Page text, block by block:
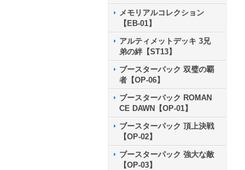
メモリアルコレクション
【EB-01】
アルティメットデッキ 3兄
弟の絆【ST13】
ブースターパック 双璧の覇
者【OP-06】
ブースターパック ROMAN
CE DAWN【OP-01】
ブースターパック 頂上決戦
【OP-02】
ブースターパック 強大な敵
【OP-03】